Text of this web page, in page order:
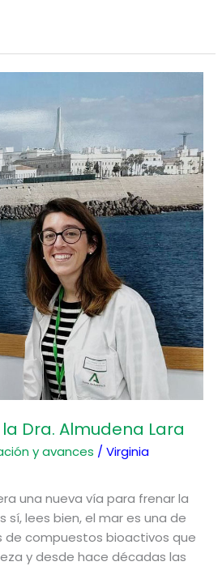
Dra. Almudena Lara
y avances /Virginia
una nueva vía para frenar la
sí, lees bien, el mar es una de
de compuestos bioactivos que
y desde hace décadas las